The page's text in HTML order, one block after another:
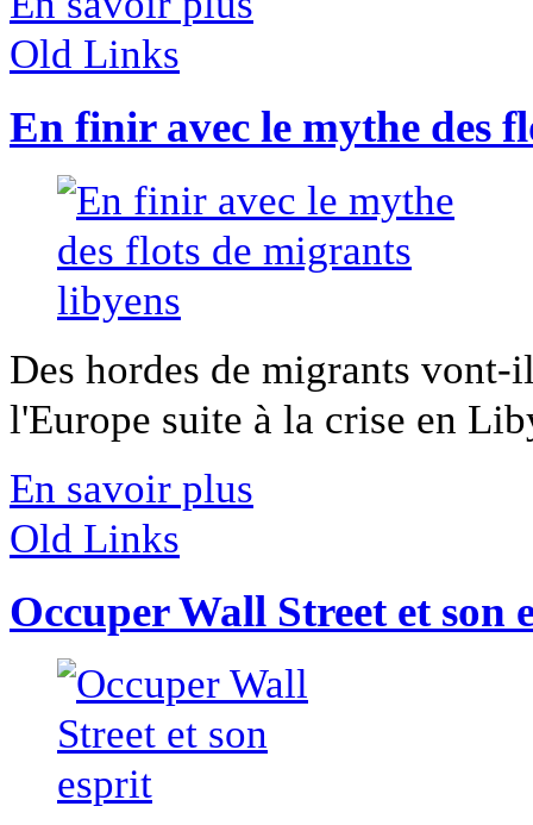
Old Links
En finir avec le mythe des
Des hordes de migrants vont-
l'Europe suite à la crise en
En savoir plus
Old Links
Occuper Wall Street et son